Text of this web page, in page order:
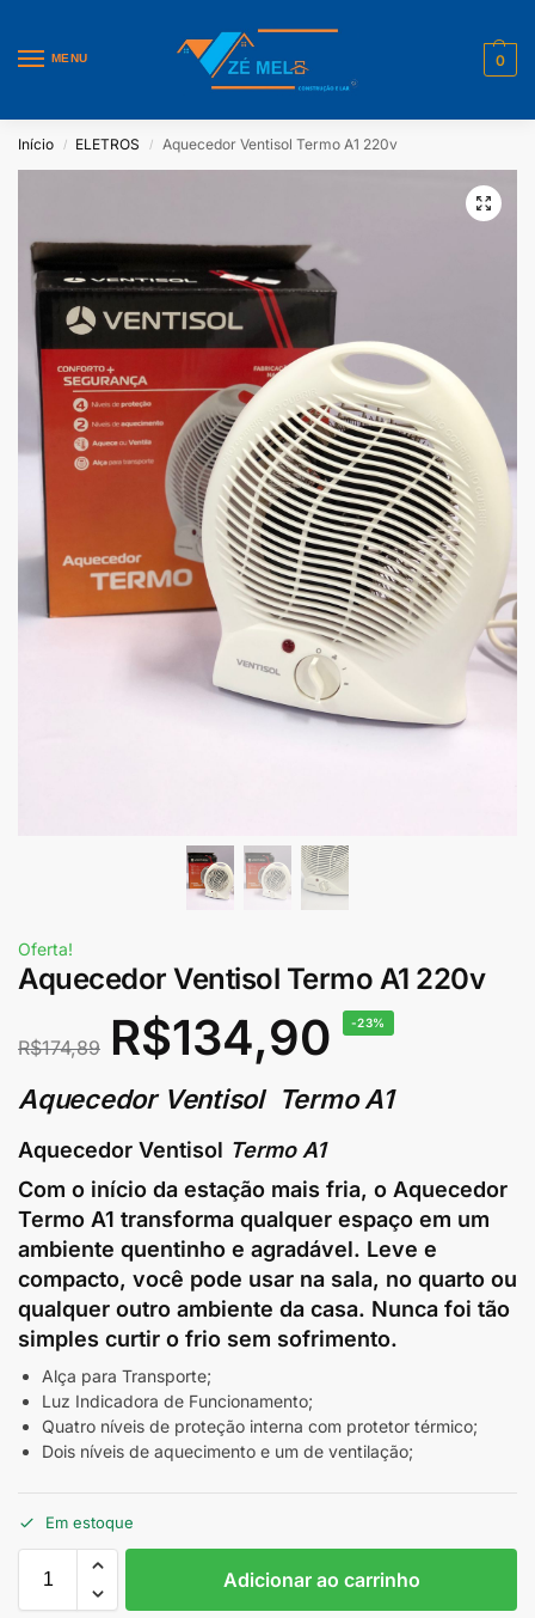
MENU 0
Início / ELETROS / Aquecedor Ventisol Termo A1 220v
Oferta!
Aquecedor Ventisol Termo A1 220v
R$174,89 R$134,90 -23%
Aquecedor Ventisol Termo A1
Aquecedor Ventisol Termo A1
Com o início da estação mais fria, o Aquecedor
Termo A1 transforma qualquer espaço em um
ambiente quentinho e agradável. Leve e
compacto, você pode usar na sala, no quarto ou
qualquer outro ambiente da casa. Nunca foi tão
simples curtir o frio sem sofrimento.
Alça para Transporte;
Luz Indicadora de Funcionamento;
Quatro níveis de proteção interna com protetor térmico;
Dois níveis de aquecimento e um de ventilação;
Em estoque
Adicionar ao carrinho